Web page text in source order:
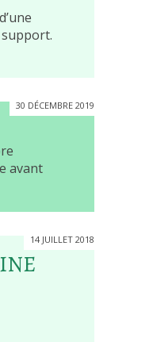
30 DÉCEMBRE 2019
avant
14 JUILLET 2018